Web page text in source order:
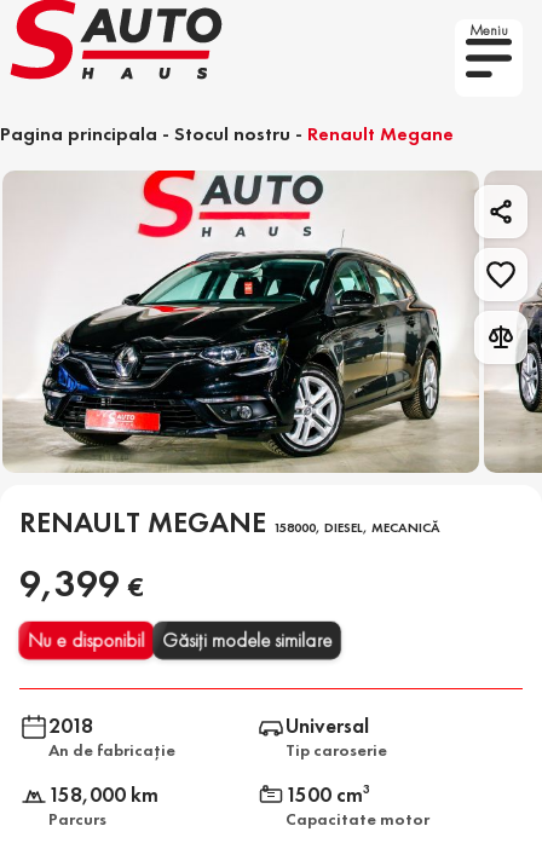
Meniu
Pagina principala - Stocul nostru - Renault Megane
RENAULT MEGANE 158000, DIESEL, MECANICĂ
9,399 €
Nu e disponibil Găsiți modele similare
2018
An de fabricație
Universal
Tip caroserie
158,000 km
Parcurs
1500 cm3
Capacitate motor